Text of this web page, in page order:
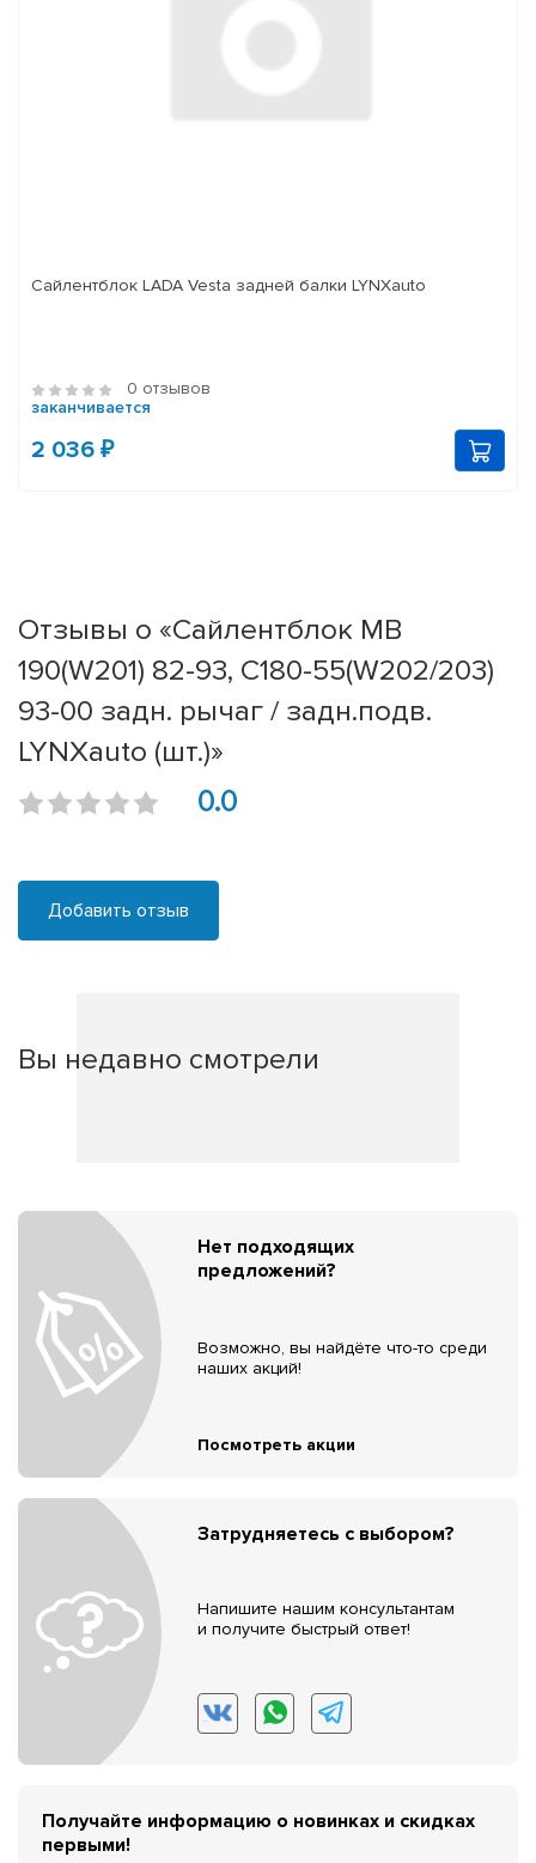
Сайлентблок LADA Vesta задней балки LYNXauto
0 отзывов
заканчивается
2 036 ₽
Отзывы о «Сайлентблок MB
190(W201) 82-93, C180-55(W202/203)
93-00 задн. рычаг / задн.подв.
LYNXauto (шт.)»
0.0
Добавить отзыв
Вы недавно смотрели
Нет подходящих
предложений?
Возможно, вы найдёте что-то среди
наших акций!
Посмотреть акции
Затрудняетесь с выбором?
Напишите нашим консультантам
и получите быстрый ответ!
Получайте информацию о новинках и скидках
первыми!